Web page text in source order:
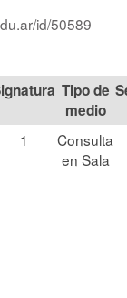
id/50589
Tipo de
medio
1
Consulta
en Sala